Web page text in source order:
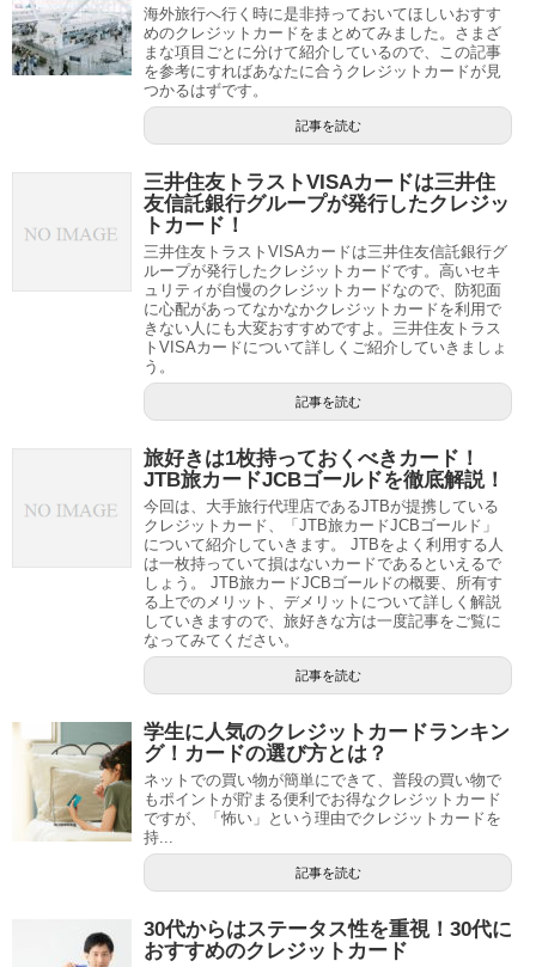
海外旅行へ行く時に是非持っておいてほしいおすす
めのクレジットカードをまとめてみました。さまざ
まな項目ごとに分けて紹介しているので、この記事
を参考にすればあなたに合うクレジットカードが見
つかるはずです。
記事を読む
三井住友トラストVISAカードは三井住
友信託銀行グループが発行したクレジッ
トカード！
三井住友トラストVISAカードは三井住友信託銀行グ
ループが発行したクレジットカードです。高いセキ
ュリティが自慢のクレジットカードなので、防犯面
に心配があってなかなかクレジットカードを利用で
きない人にも大変おすすめですよ。三井住友トラス
トVISAカードについて詳しくご紹介していきましょ
う。
記事を読む
旅好きは1枚持っておくべきカード！
JTB旅カードJCBゴールドを徹底解説！
今回は、大手旅行代理店であるJTBが提携している
クレジットカード、「JTB旅カードJCBゴールド」
について紹介していきます。 JTBをよく利用する人
は一枚持っていて損はないカードであるといえるで
しょう。 JTB旅カードJCBゴールドの概要、所有す
る上でのメリット、デメリットについて詳しく解説
していきますので、旅好きな方は一度記事をご覧に
なってみてください。
記事を読む
学生に人気のクレジットカードランキン
グ！カードの選び方とは？
ネットでの買い物が簡単にできて、普段の買い物で
もポイントが貯まる便利でお得なクレジットカード
ですが、「怖い」という理由でクレジットカードを
持...
記事を読む
30代からはステータス性を重視！30代に
おすすめのクレジットカード